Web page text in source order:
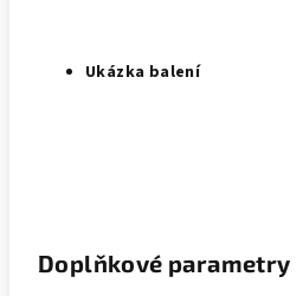
Ukázka balení
Doplňkové parametry